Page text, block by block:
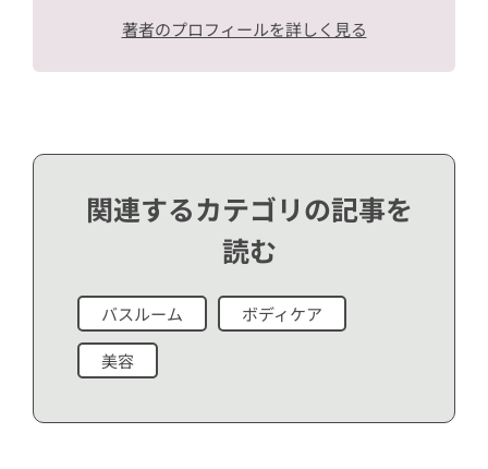
著者のプロフィールを詳しく見る
関連するカテゴリの記事を
読む
バスルーム ボディケア
美容